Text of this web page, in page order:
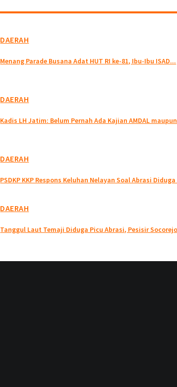
DAERAH
Menang Parade Busana Adat HUT RI ke-81, Ibu-Ibu ISAD...
DAERAH
Kadis LH Jatim: Belum Pernah Ada Kajian AMDAL
DAERAH
PSDKP KKP Respons Keluhan Nelayan Soal Abrasi
DAERAH
Tanggul Laut Temaji Diduga Picu Abrasi, Pesisir